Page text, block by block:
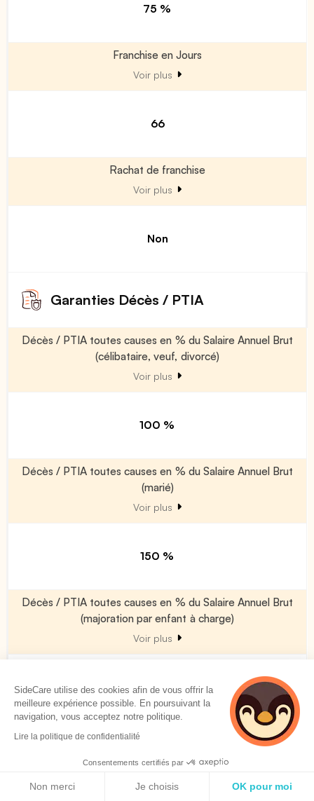
75 %
Franchise en Jours
Voir plus
66
Rachat de franchise
Voir plus
Non
Garanties Décès / PTIA
Décès / PTIA toutes causes en % du Salaire Annuel Brut
(célibataire, veuf, divorcé)
Voir plus
100 %
Décès / PTIA toutes causes en % du Salaire Annuel Brut
(marié)
Voir plus
150 %
Décès / PTIA toutes causes en % du Salaire Annuel Brut
(majoration par enfant à charge)
Voir plus
50 %
Décès accident (en % du Décès/PTIA)
SideCare utilise des cookies afin de vous offrir la
meilleure expérience possible. En poursuivant la
navigation, vous acceptez notre politique.
Lire la politique de confidentialité
Consentements certifiés par
Non merci Je choisis OK pour moi